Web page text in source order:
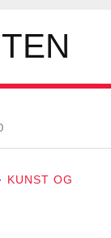
· KUNST OG